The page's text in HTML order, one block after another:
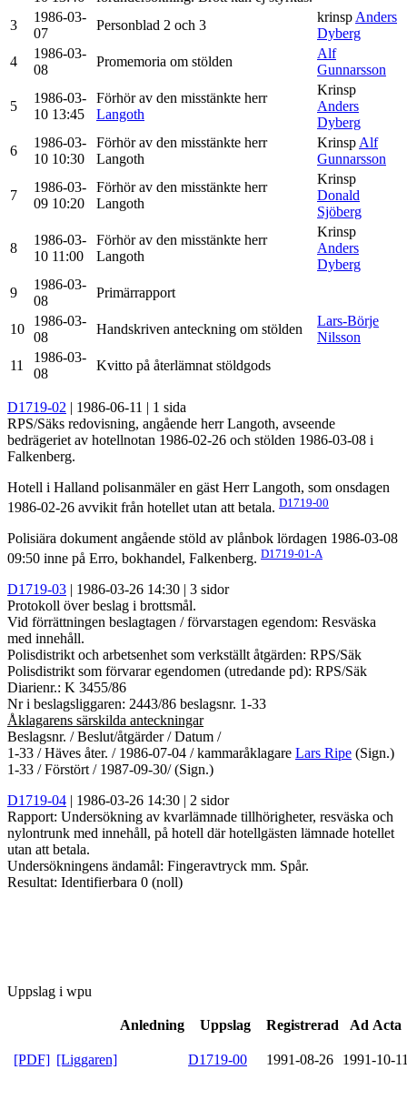
3
1986-03-
07
Personblad 2 och 3
krinsp Anders
Dyberg
4
1986-03-
08
Promemoria om stölden
Alf
Gunnarsson
5
1986-03-
10 13:45
Förhör av den misstänkte herr
Langoth
Krinsp
Anders
Dyberg
6
1986-03-
10 10:30
Förhör av den misstänkte herr
Langoth
Krinsp Alf
Gunnarsson
7
1986-03-
09 10:20
Förhör av den misstänkte herr
Langoth
Krinsp
Donald
Sjöberg
8
1986-03-
10 11:00
Förhör av den misstänkte herr
Langoth
Krinsp
Anders
Dyberg
9
1986-03-
08
Primärrapport
10
1986-03-
08
Handskriven anteckning om stölden
Lars-Börje
Nilsson
11
1986-03-
08
Kvitto på återlämnat stöldgods
D1719-02 | 1986-06-11 | 1 sida
RPS/Säks redovisning, angående herr Langoth, avseende
bedrägeriet av hotellnotan 1986-02-26 och stölden 1986-03-08 i
Falkenberg.
Hotell i Halland polisanmäler en gäst Herr Langoth, som onsdagen
1986-02-26 avvikit från hotellet utan att betala. D1719-00
Polisiära dokument angående stöld av plånbok lördagen 1986-03-08
09:50 inne på Erro, bokhandel, Falkenberg. D1719-01-A
D1719-03 | 1986-03-26 14:30 | 3 sidor
Protokoll över beslag i brottsmål.
Vid förrättningen beslagtagen / förvarstagen egendom: Resväska
med innehåll.
Polisdistrikt och arbetsenhet som verkställt åtgärden: RPS/Säk
Polisdistrikt som förvarar egendomen (utredande pd): RPS/Säk
Diarienr.: K 3455/86
Nr i beslagsliggaren: 2443/86 beslagsnr. 1-33
Åklagarens särskilda anteckningar
Beslagsnr. / Beslut/åtgärder / Datum /
1-33 / Häves åter. / 1986-07-04 / kammaråklagare Lars Ripe (Sign.)
1-33 / Förstört / 1987-09-30/ (Sign.)
D1719-04 | 1986-03-26 14:30 | 2 sidor
Rapport: Undersökning av kvarlämnade tillhörigheter, resväska och
nylontrunk med innehåll, på hotell där hotellgästen lämnade hotellet
utan att betala.
Undersökningens ändamål: Fingeravtryck mm. Spår.
Resultat: Identifierbara 0 (noll)
Uppslag i wpu
Anledning Uppslag Registrerad Ad Acta
[PDF] [Liggaren] D1719-00 1991-08-26 1991-10-